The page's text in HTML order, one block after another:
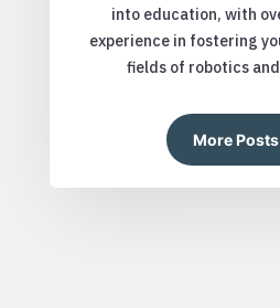
into education, with
experience in fostering
fields of robotics
More